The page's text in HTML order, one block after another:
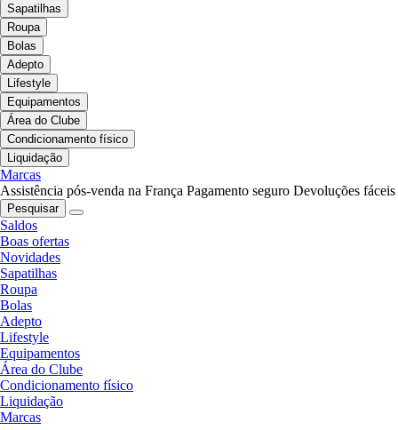
Sapatilhas
Roupa
Bolas
Adepto
Lifestyle
Equipamentos
Área do Clube
Condicionamento físico
Liquidação
Marcas
Assistência pós-venda na França Pagamento seguro Devoluções fáceis
Pesquisar
Saldos
Boas ofertas
Novidades
Sapatilhas
Roupa
Bolas
Adepto
Lifestyle
Equipamentos
Área do Clube
Condicionamento físico
Liquidação
Marcas